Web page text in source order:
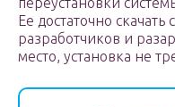
Ее достаточно
разработчиков и
место, установка не